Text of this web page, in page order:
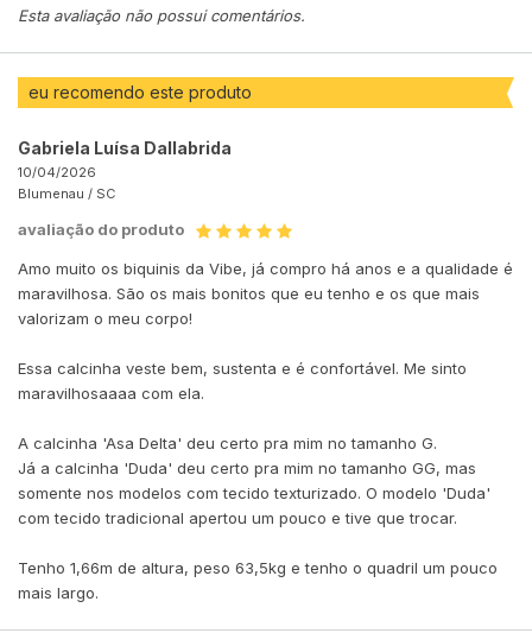
Esta avaliação não possui comentários.
eu recomendo este produto
Gabriela Luísa Dallabrida
10/04/2026
Blumenau / SC
avaliação do produto
Amo muito os biquinis da Vibe, já compro há anos e a qualidade é
maravilhosa. São os mais bonitos que eu tenho e os que mais
valorizam o meu corpo!
Essa calcinha veste bem, sustenta e é confortável. Me sinto
maravilhosaaaa com ela.
A calcinha 'Asa Delta' deu certo pra mim no tamanho G.
Já a calcinha 'Duda' deu certo pra mim no tamanho GG, mas
somente nos modelos com tecido texturizado. O modelo 'Duda'
com tecido tradicional apertou um pouco e tive que trocar.
Tenho 1,66m de altura, peso 63,5kg e tenho o quadril um pouco
mais largo.